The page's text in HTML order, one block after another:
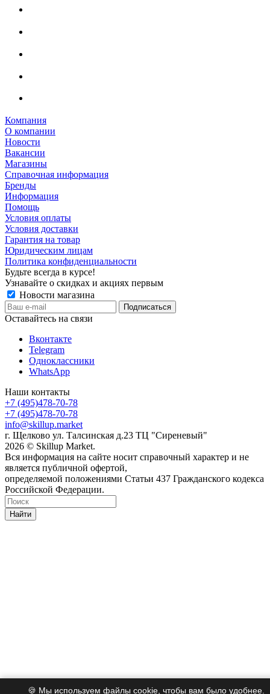
Компания
О компании
Новости
Вакансии
Магазины
Справочная информация
Бренды
Информация
Помощь
Условия оплаты
Условия доставки
Гарантия на товар
Юридическим лицам
Политика конфиденциальности
Будьте всегда в курсе!
Узнавайте о скидках и акциях первым
Новости магазина
Оставайтесь на связи
Вконтакте
Telegram
Одноклассники
WhatsApp
Наши контакты
+7 (495)478-70-78
+7 (495)478-70-78
info@skillup.market
г. Щелково ул. Талсинская д.23 ТЦ "Сиреневый"
2026 © Skillup Market.
Вся информация на сайте носит справочный характер и не
является публичной офертой,
определяемой положениями Статьи 437 Гражданского кодекса
Российской Федерации.
Найти
🍪 Мы используем файлы cookie, чтобы вам было удобнее.